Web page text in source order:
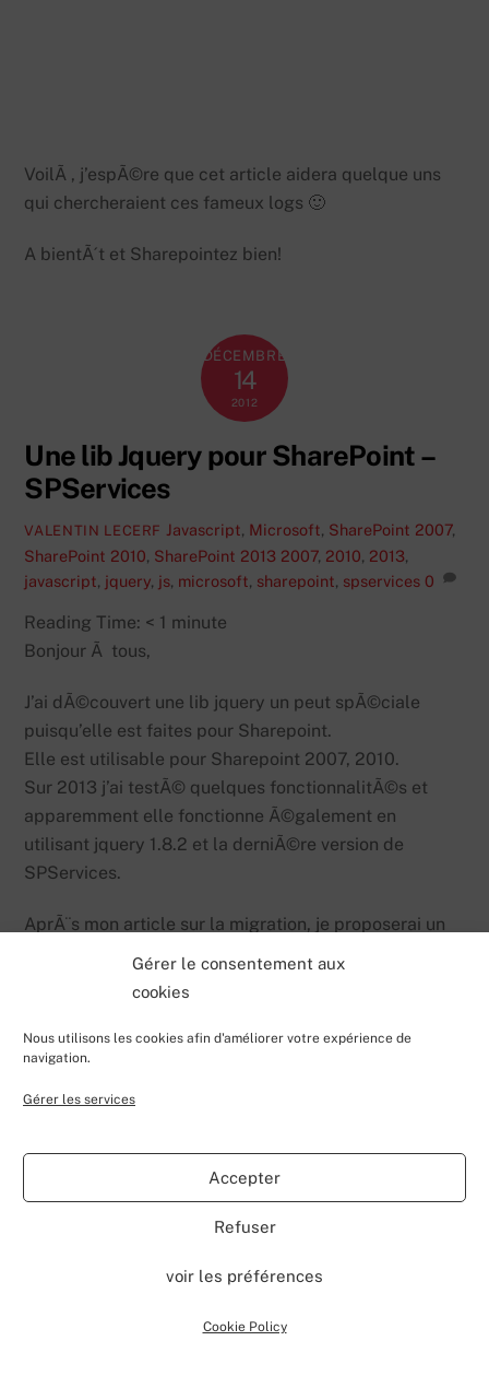
Gérer le consentement aux
cookies
Nous utilisons les cookies afin d'améliorer votre expérience de
navigation.
Gérer les services
Accepter
Refuser
voir les préférences
Cookie Policy
VoilÃ , j’espÃ©re que cet article aidera quelque uns
qui chercheraient ces fameux logs 🙂
A bientÃ´t et Sharepointez bien!
DÉCEMBRE
14
2012
Une lib Jquery pour SharePoint –
SPServices
VALENTIN LECERF Javascript, Microsoft, SharePoint 2007,
SharePoint 2010, SharePoint 2013 2007, 2010, 2013,
javascript, jquery, js, microsoft, sharepoint, spservices 0
Reading Time: < 1 minute
Bonjour Ã tous,
J’ai dÃ©couvert une lib jquery un peut spÃ©ciale
puisqu’elle est faites pour Sharepoint.
Elle est utilisable pour Sharepoint 2007, 2010.
Sur 2013 j’ai testÃ© quelques fonctionnalitÃ©s et
apparemment elle fonctionne Ã©galement en
utilisant jquery 1.8.2 et la derniÃ©re version de
SPServices.
AprÃ¨s mon article sur la migration, je proposerai un
En attendant, vous pouvez aller voir sur le site
codeplex les possibilitÃ©s deSPServices
DÉCEMBRE
2012
DÃ©sactiver une fonctionnalitÃ©